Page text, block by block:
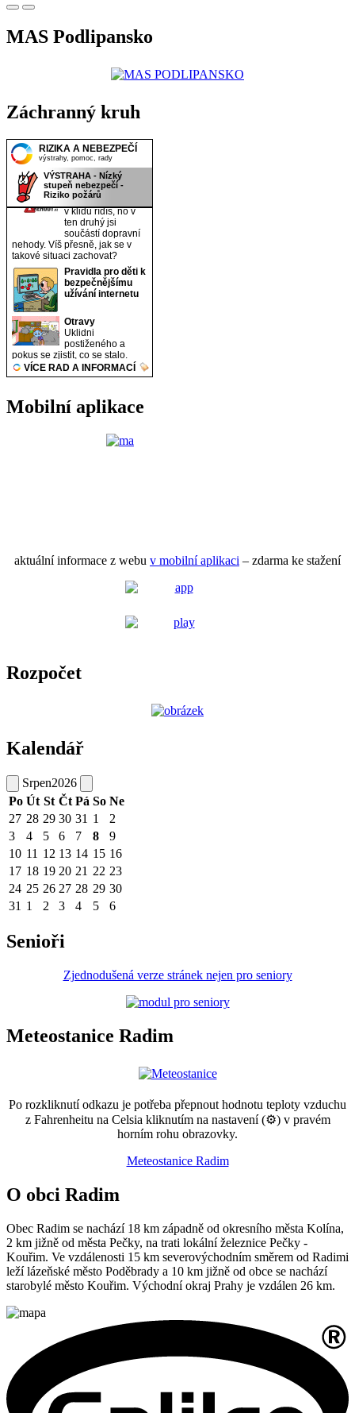
MAS Podlipansko
Záchranný kruh
Mobilní aplikace
aktuální informace z webu v mobilní aplikaci – zdarma ke stažení
Rozpočet
Kalendář
Srpen2026
Po Út St Čt Pá So Ne
27 28 29 30 31 1
2
3
4 5 6 7 8
9
10 11 12 13 14 15 16
17 18 19 20 21 22 23
24 25 26 27 28 29 30
31 1 2 3 4 5 6
Senioři
Zjednodušená verze stránek nejen pro seniory
Meteostanice Radim
Po rozkliknutí odkazu je potřeba přepnout hodnotu teploty vzduchu
z Fahrenheitu na Celsia kliknutím na nastavení (⚙) v pravém
horním rohu obrazovky.
Meteostanice Radim
O obci Radim
Obec Radim se nachází 18 km západně od okresního města Kolína,
2 km jižně od města Pečky, na trati lokální železnice Pečky -
Kouřim. Ve vzdálenosti 15 km severovýchodním směrem od Radimi
leží lázeňské město Poděbrady a 10 km jižně od obce se nachází
starobylé město Kouřim. Východní okraj Prahy je vzdálen 26 km.